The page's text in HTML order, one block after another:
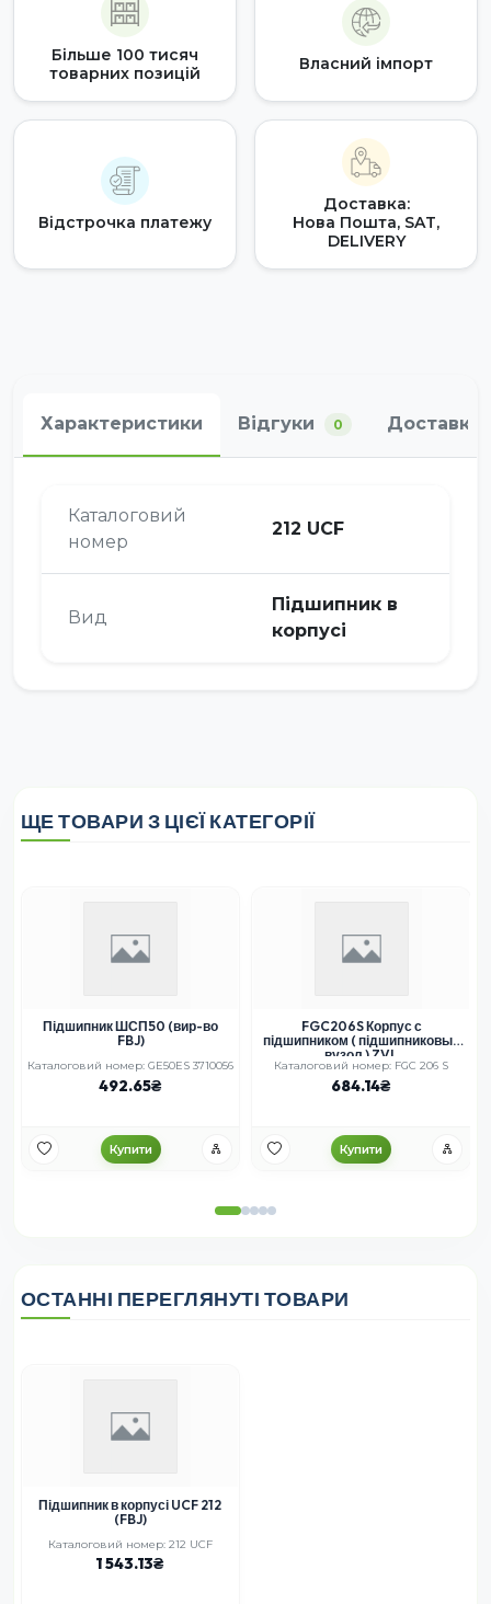
Більше 100 тисяч
товарних позицій
Власний імпорт
Відстрочка платежу
Доставка:
Нова Пошта, SAT,
DELIVERY
Характеристики Відгуки 0 Доставка
Каталоговий
номер
212 UCF
Вид
Підшипник в
корпусі
ЩЕ ТОВАРИ З ЦІЄЇ КАТЕГОРІЇ
Підшипник ШСП50 (вир-во
FBJ)
Каталоговий номер: GE50ES 3710056
492.65
Купити
FGC206S Корпус с
підшипником ( підшипниковый
вузол ) ZVL
Каталоговий номер: FGC 206 S
684.14
Купити
ОСТАННІ ПЕРЕГЛЯНУТІ ТОВАРИ
Підшипник в корпусі UCF 212
(FBJ)
Каталоговий номер: 212 UCF
1 543.13